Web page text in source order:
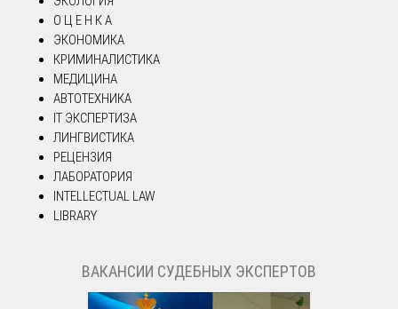
О Ц Е Н К А
ЭКОНОМИКА
КРИМИНАЛИСТИКА
МЕДИЦИНА
АВТОТЕХНИКА
IT ЭКСПЕРТИЗА
ЛИНГВИСТИКА
РЕЦЕНЗИЯ
ЛАБОРАТОРИЯ
INTELLECTUAL LAW
LIBRARY
ВАКАНСИИ СУДЕБНЫХ ЭКСПЕРТОВ